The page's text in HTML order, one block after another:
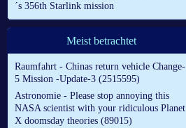
´s 356th Starlink mission
Meist betrachtet
Raumfahrt - Chinas return vehicle Change-
5 Mission -Update-3 (2515595)
Astronomie - Please stop annoying this
NASA scientist with your ridiculous Planet
X doomsday theories (89015)